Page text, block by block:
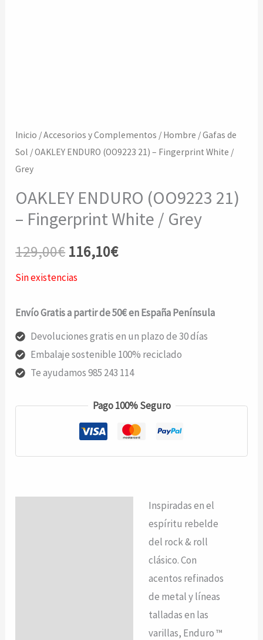
Inicio /Accesorios y Complementos / Hombre /Gafas de
Sol / OAKLEY ENDURO (OO9223 21) – Fingerprint White /
Grey
OAKLEY ENDURO (OO9223 21)
– Fingerprint White / Grey
129,00€ El
precio
original
era:
129,00€.
116,10€El
actual
es:
116,10€.
Sin existencias
Envío Gratis a partir de 50€ en España Península
Devoluciones gratis en un plazo de 30 días
Embalaje sostenible 100% reciclado
Te ayudamos 985 243 114
Pago 100% Seguro
Inspiradas en el
espíritu rebelde
del rock & roll
clásico. Con
acentos refinados
de metal y líneas
talladas en las
varillas, Enduro ™